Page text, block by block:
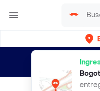
envíos